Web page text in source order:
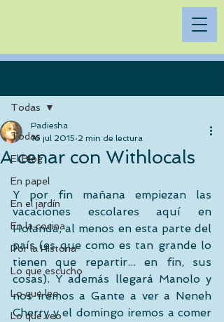
Todas
El Blog
En papel
En el jardín
En la cocina
Por la Historia
Lo que escucho
Lo que leo
Lo que veo
Todas
A cenar con Withlocals
Padiesha
16 jul 2015 2 min de lectura
Y por fin mañana empiezan las
vacaciones escolares aquí en
Holanda, al menos en esta parte del
país (es que como es tan grande lo
tienen que repartir... en fin, sus
cosas). Y además llegará Manolo y
nos iremos a Gante a ver a Neneh
Cherry y el domingo iremos a comer